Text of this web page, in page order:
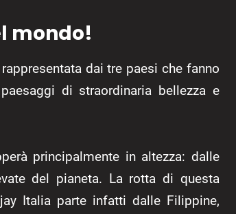
mondo!
dai tre paesi che fanno
di straordinaria bellezza e
principalmente in altezza: dalle
del pianeta. La rotta di questa
Italia parte infatti dalle Filippine,